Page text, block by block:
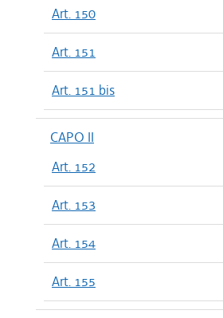
Art. 150
Art. 151
Art. 151 bis
CAPO II
Art. 152
Art. 153
Art. 154
Art. 155